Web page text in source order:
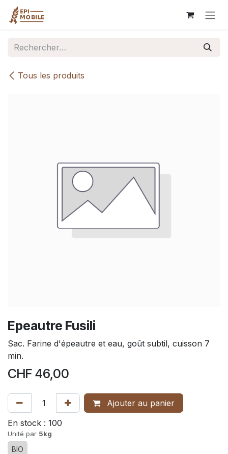
Se rendre au contenu
Tous les produits
Epeautre Fusili
Sac. Farine d'épeautre et eau, goût subtil, cuisson 7
min.
CHF 46,00
Ajouter au panier
En stock : 100
Unité par 5kg
BIO